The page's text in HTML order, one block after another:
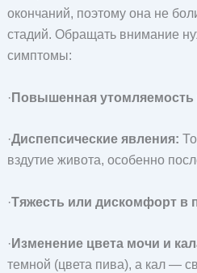
окончаний, поэтому она не
стадий. Обращать внимание
симптомы:
· Повышенная утомляемость
·Диспепсические явления:
вздутие живота, особенно
·Тяжесть или дискомфорт в
· Изменение цвета мочи и
темной (цвета пива), а кал —